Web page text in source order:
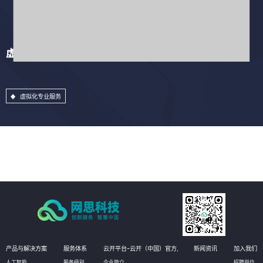
虚拟化专业服务
虚拟化专业服务
产品与解决方案 服务体系 云开平台-云开（中国）官方, 新闻资讯 加入我们